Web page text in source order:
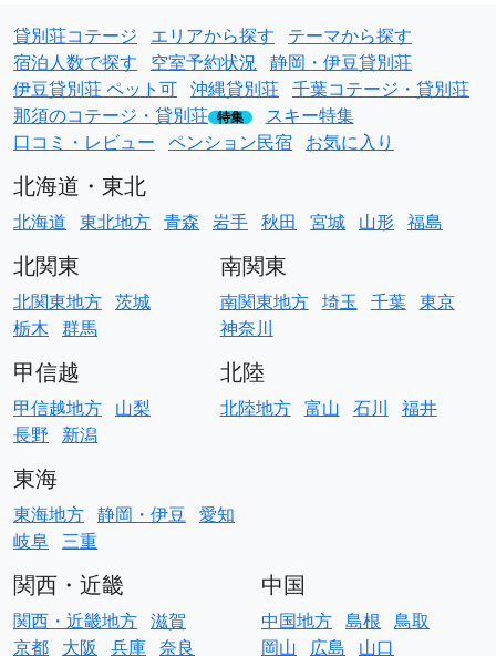
貸別荘コテージ エリアから探す
テーマから探す
宿泊人数で探す
空室予約状況 静岡・伊豆貸別荘
伊豆貸別荘 ペット可 沖縄貸別荘 千葉コテージ・貸別荘
那須のコテージ・貸別荘 特集
スキー特集
口コミ・レビュー ペンション民宿 お気に入り
北海道・東北
北海道 東北地方 青森 岩手 秋田 宮城 山形 福島
北関東
北関東地方 茨城
栃木 群馬
南関東
南関東地方 埼玉 千葉 東京
神奈川
甲信越
甲信越地方 山梨
長野
新潟
北陸
北陸地方 富山 石川 福井
東海
東海地方 静岡・伊豆 愛知
岐阜 三重
関西・近畿
関西・近畿地方 滋賀
京都 大阪 兵庫 奈良
中国
中国地方 島根 鳥取
岡山
広島 山口